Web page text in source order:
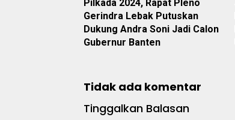
Pilkada 2024, Rapat Pleno
Gerindra Lebak Putuskan
Dukung Andra Soni Jadi Calon
Gubernur Banten
Tidak ada komentar
Tinggalkan Balasan